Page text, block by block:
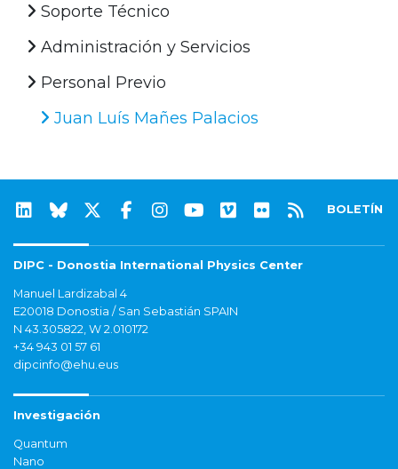
Soporte Técnico
Administración y Servicios
Personal Previo
Juan Luís Mañes Palacios
BOLETÍN
DIPC - Donostia International Physics Center
Manuel Lardizabal 4
E20018 Donostia / San Sebastián SPAIN
N 43.305822, W 2.010172
+34 943 01 57 61
dipcinfo@ehu.eus
Investigación
Quantum
Nano